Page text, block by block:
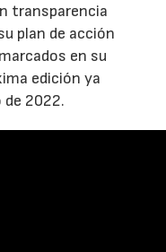
transparencia
plan de acción
en su
edición ya
2022.